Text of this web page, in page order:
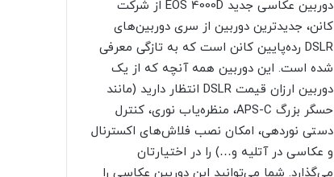
دوربین عکاسی جدید EOS 4000D از شرکت
کانن، جدیدترین دوربین از سری دوربین‌های
DSLR رده‌پایین کانن است که به تازگی معرفی
شده است. این دوربین همه آنچه که از یک
دوربین ارزان قیمت DSLR انتظار دارید (مانند
حسگر بزرگ APS-C، منظره‌یاب نوری، کنترل‌
دستی نوردهی، امکان نصب فلاش‌های اکسترنال
و عکاسی در آتلیه و…) را در اختیارتان
می‌گذارد. شما می‌توانید این دوربین عکاسی را